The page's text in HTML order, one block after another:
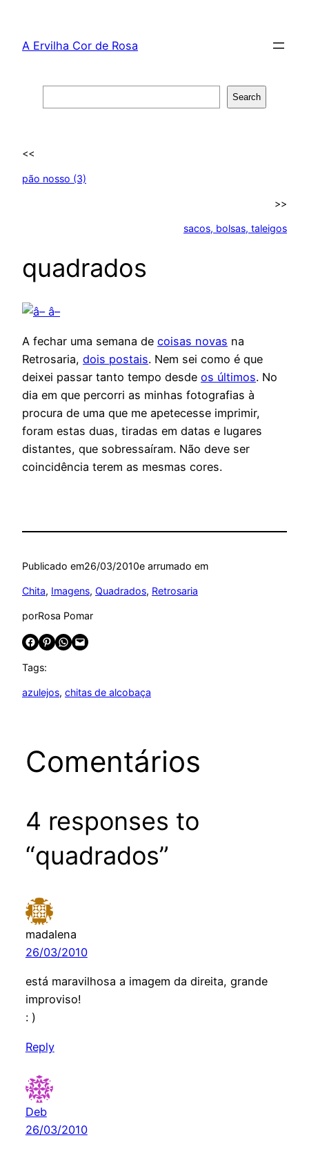
content
A Ervilha Cor de Rosa
Search
<<
pão nosso (3)
>>
sacos, bolsas, taleigos
quadrados
A fechar uma semana de coisas novas na
Retrosaria, dois postais. Nem sei como é que
deixei passar tanto tempo desde os últimos. No
dia em que percorri as minhas fotografias à
procura de uma que me apetecesse imprimir,
foram estas duas, tiradas em datas e lugares
distantes, que sobressaíram. Não deve ser
coincidência terem as mesmas cores.
Publicado em26/03/2010e arrumado em
Chita, Imagens, Quadrados, Retrosaria
porRosa Pomar
Share on Facebook Share on Pinterest Share on WhatsApp Email this Page
Tags:
azulejos, chitas de alcobaça
Comentários
4 responses to
“quadrados”
madalena
26/03/2010
está maravilhosa a imagem da direita, grande
improviso!
: )
Reply
Deb
26/03/2010